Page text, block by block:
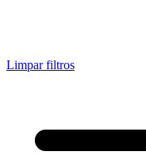
Limpar filtros